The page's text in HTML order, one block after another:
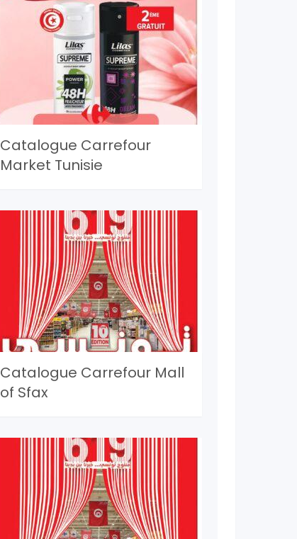
Catalogue Carrefour
Market Tunisie
Catalogue Carrefour Mall
of Sfax